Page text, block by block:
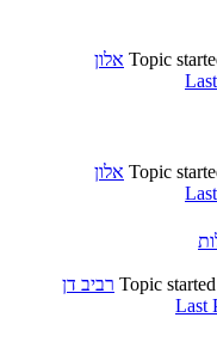
Topic אלון
Topic אלון
Topic רביב דן
Last